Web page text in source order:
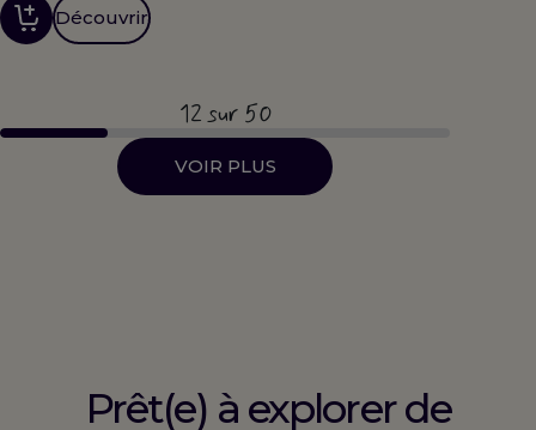
Découvrir
12sur 50
VOIR PLUS
Prêt(e) à explorer de